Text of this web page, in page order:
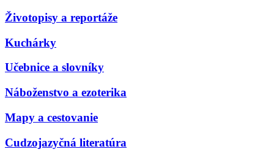
Životopisy a reportáže
Kuchárky
Učebnice a slovníky
Náboženstvo a ezoterika
Mapy a cestovanie
Cudzojazyčná literatúra